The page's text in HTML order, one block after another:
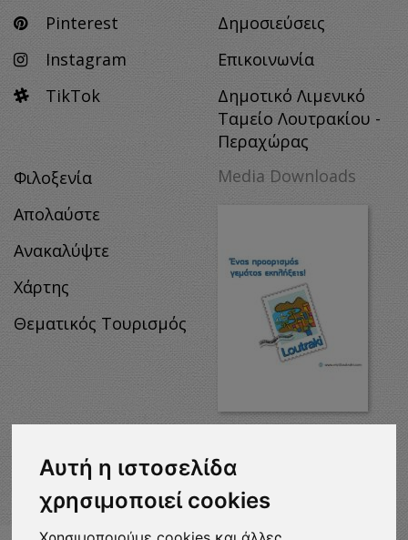
Αυτή η ιστοσελίδα
χρησιμοποιεί cookies
Pinterest
Instagram
TikTok
Δημοσιεύσεις
Επικοινωνία
Δημοτικό Λιμενικό
Ταμείο Λουτρακίου -
Περαχώρας
Φιλοξενία
Απολαύστε
Ανακαλύψτε
Χάρτης
Θεματικός Τουρισμός
Media Downloads